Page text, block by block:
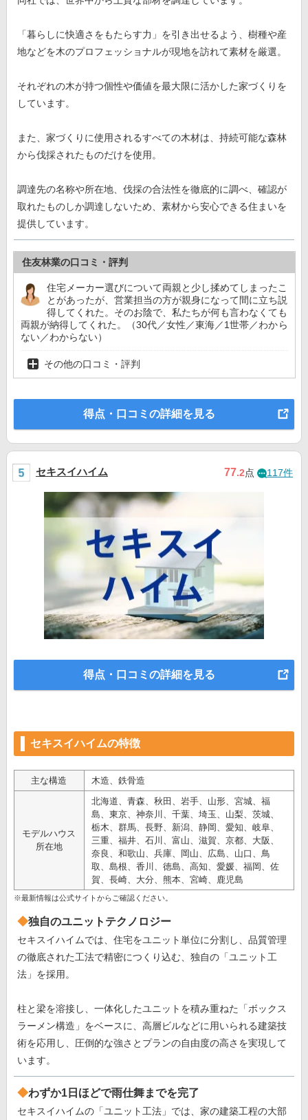
「暮らしに快適さをもたらす力」を引き出せるよう、樹種や産
地などを木のプロフェッショナルが現地を訪れて素材を厳選。
それぞれの木が持つ個性や価値を最大限に活かした家づくりを
しています。
また、家づくりに使用されるすべての木材は、持続可能な森林
から伐採されたものだけを使用。
調達先の名称や所在地、伐採の合法性を徹底的に調べ、確認が
取れたものしか調達しないため、素材から安心できる住まいを
提供しています。
住友林業の口コミ・評判
住宅メーカー選びについて両親と少し揉めてしまったこ
とがあったが、営業担当の方が親身になって間に立ち説
得してくれた。そのお陰で、私たちが何も言わなくても
両親が納得してくれた。（30代／女性／東海／1世帯／わから
ない／わからない）
その他の口コミ・評判
得点・口コミの詳細を見る
セキスイハイム 77.2点 117件
得点・口コミの詳細を見る
セキスイハイムの特徴
主な構造 木造、鉄骨造
モデルハウス
所在地
北海道、青森、秋田、岩手、山形、宮城、福
島、東京、神奈川、千葉、埼玉、山梨、茨城、
栃木、群馬、長野、新潟、静岡、愛知、岐阜、
三重、福井、石川、富山、滋賀、京都、大阪、
奈良、和歌山、兵庫、岡山、広島、山口、鳥
取、島根、香川、徳島、高知、愛媛、福岡、佐
賀、長崎、大分、熊本、宮崎、鹿児島
※最新情報は公式サイトからご確認ください。
独自のユニットテクノロジー
セキスイハイムでは、住宅をユニット単位に分割し、品質管理
の徹底された工法で精密につくり込む、独自の「ユニット工
法」を採用。
柱と梁を溶接し、一体化したユニットを積み重ねた「ボックス
ラーメン構造」をベースに、高層ビルなどに用いられる建築技
術を応用し、圧倒的な強さとプランの自由度の高さを実現して
います。
わずか1日ほどで雨仕舞までを完了
セキスイハイムの「ユニット工法」では、家の建築工程の大部